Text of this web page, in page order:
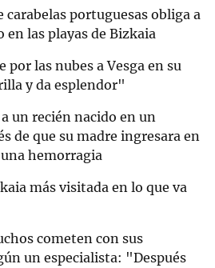
carabelas portuguesas obliga a
en las playas de Bizkaia
por las nubes a Vesga en su
y da esplendor"
un recién nacido en un
de que su madre ingresara en
hemorragia
más visitada en lo que va
cometen con sus
un especialista: "Después